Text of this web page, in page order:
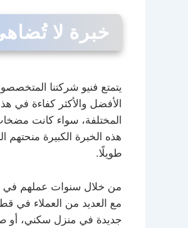
خبرة لا
يتمتع فنيو شركتنا
الأفضل والأكثر كفاءة في
المختلفة، سواء كانت
هذه الخبرة الكبيرة منحتهم
طويلًا.
من خلال سنوات عملهم في
مع العديد من العملاء في
جديدة في منزل سكني، أو